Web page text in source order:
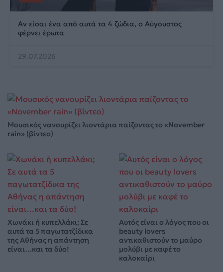
Αν είσαι ένα από αυτά τα 4 ζώδια, ο Αύγουστος
φέρνει έρωτα
29.07.2026
Μουσικός νανουρίζει λιοντάρια παίζοντας το «November
rain» (βίντεο)
Χωνάκι ή κυπελλάκι; Σε
αυτά τα 5 παγωτατζίδικα
της Αθήνας η απάντηση
είναι…και τα δύο!
Αυτός είναι ο λόγος που οι
beauty lovers
αντικαθιστούν το μαύρο
μολύβι με καφέ το
καλοκαίρι